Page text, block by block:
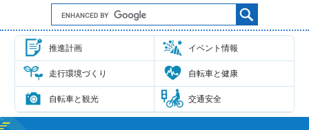
推進計画 イベント情報
走行環境づくり 自転車と健康
自転車と観光 交通安全